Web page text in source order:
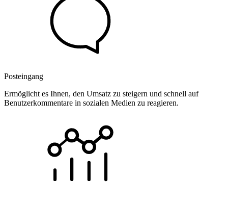
Posteingang
Ermöglicht es Ihnen, den Umsatz zu steigern und schnell auf
Benutzerkommentare in sozialen Medien zu reagieren.